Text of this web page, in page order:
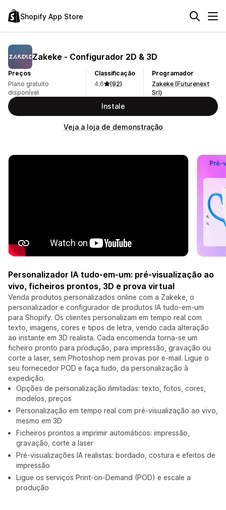
Shopify App Store
Zakeke ‑ Configurador 2D & 3D
Preços
Plano gratuito
disponível
Classificação
4,6
(92)
Programador
Zakeke (Futurenext
Srl)
Instale
Veja a loja de demonstração
Personalizador IA tudo-em-um: pré-visualização ao
vivo, ficheiros prontos, 3D e prova virtual
Venda produtos personalizados online com a Zakeke, o
personalizador e configurador de produtos IA tudo-em-um
para Shopify. Os clientes personalizam em tempo real com
texto, imagens, cores e tipos de letra, vendo cada alteração
ao instante em 3D realista. Cada encomenda torna-se um
ficheiro pronto para produção, para impressão, gravação ou
corte a laser, sem Photoshop nem provas por e-mail. Ligue o
seu fornecedor POD e faça tudo, da personalização à
expedição.
Opções de personalização ilimitadas: texto, fotos, cores,
modelos, preços
Personalização em tempo real com pré-visualização ao vivo,
mesmo em 3D
Ficheiros prontos a imprimir automáticos: impressão,
gravação, corte a laser
Pré-visualizações IA realistas: bordado, costura e efeitos de
impressão
Ligue os serviços Print-on-Demand (POD) e escale a
produção